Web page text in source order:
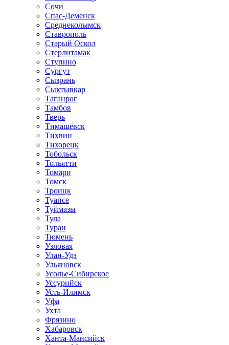
Сочи
Спас-Деменск
Среднеколымск
Ставрополь
Старый Оскол
Стерлитамак
Ступино
Сургут
Сызрань
Сыктывкар
Таганрог
Тамбов
Тверь
Тимашёвск
Тихвин
Тихорецк
Тобольск
Тольятти
Томари
Томск
Троицк
Туапсе
Туймазы
Тула
Туран
Тюмень
Узловая
Улан-Удэ
Ульяновск
Усолье-Сибирское
Уссурийск
Усть-Илимск
Уфа
Ухта
Фрязино
Хабаровск
Ханта-Мансийск